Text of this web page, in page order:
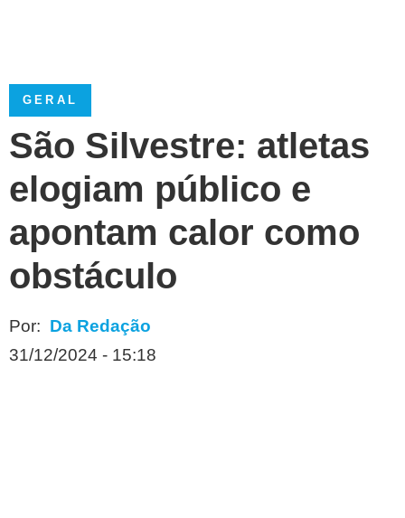
GERAL
São Silvestre: atletas
elogiam público e
apontam calor como
obstáculo
Por: Da Redação
31/12/2024 - 15:18